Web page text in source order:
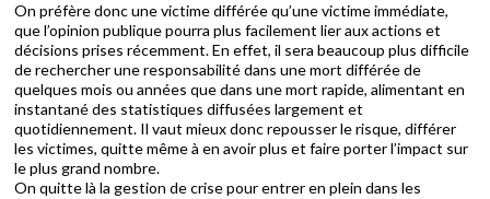
On préfère donc une victime différée qu’une victime immédiate,
que l’opinion publique pourra plus facilement lier aux actions et
décisions prises récemment. En effet, il sera beaucoup plus difficile
de rechercher une responsabilité dans une mort différée de
quelques mois ou années que dans une mort rapide, alimentant en
instantané des statistiques diffusées largement et
quotidiennement. Il vaut mieux donc repousser le risque, différer
les victimes, quitte même à en avoir plus et faire porter l’impact sur
le plus grand nombre.
On quitte là la gestion de crise pour entrer en plein dans les